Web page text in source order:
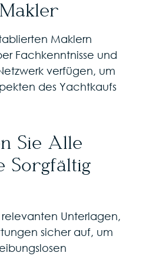
Maklern
Fachkenntnisse und
verfügen, um
des Yachtkaufs
Sie Alle
Sorgfältig
Unterlagen,
sicher auf, um